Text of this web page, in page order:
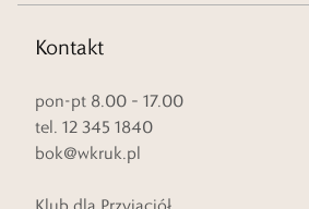
Kontakt
pon-pt 8.00 – 17.00
tel. 12 345 1840
bok@wkruk.pl